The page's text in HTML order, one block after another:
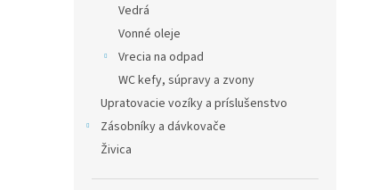
Vedrá
Vonné oleje
Vrecia na odpad
WC kefy, súpravy a zvony
Upratovacie vozíky a príslušenstvo
Zásobníky a dávkovače
Živica